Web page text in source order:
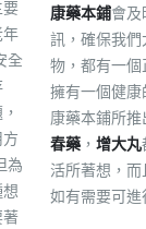
全
為
康藥本鋪會
訊，確保我
物，都有一個
擁有一個健
康藥本鋪所
春藥 ， 增大丸
活所著想，而
如有需要可進